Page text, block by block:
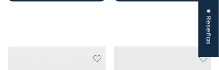
★ Reseñas